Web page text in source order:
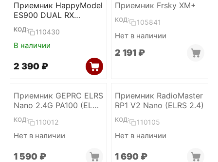
Приемник HappyModel
ES900 DUAL RX
Diversity (ELRS 915)
КОД: 110430
В наличии
2 390 ₽
Приемник Frsky XM+
КОД: 105841
Нет в наличии
2 191 ₽
Приемник GEPRC ELRS
Nano 2.4G PA100 (ELRS
2.4)
КОД: 110012
Нет в наличии
1 590 ₽
Приемник RadioMaster
RP1 V2 Nano (ELRS 2.4)
КОД: 110105
Нет в наличии
1 690 ₽